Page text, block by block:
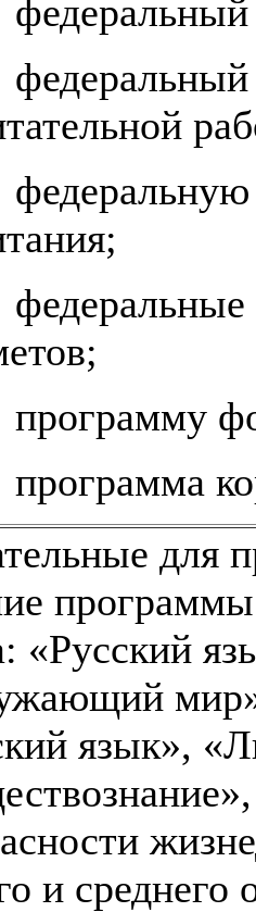
для
«Русский
мир»
язык»,
и среднего